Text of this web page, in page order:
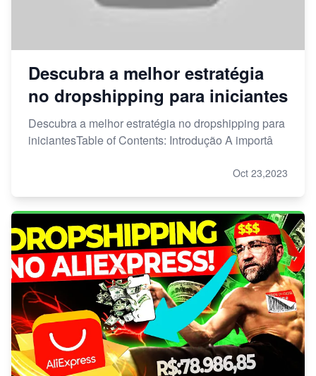
Descubra a melhor estratégia
no dropshipping para iniciantes
Descubra a melhor estratégia no dropshipping para
iniciantesTable of Contents: Introdução A importâ
Oct 23,2023